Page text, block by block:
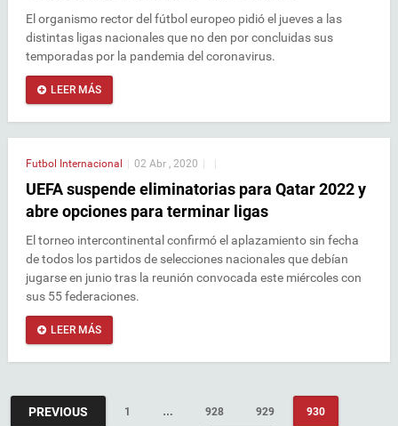
El organismo rector del fútbol europeo pidió el jueves a las
distintas ligas nacionales que no den por concluidas sus
temporadas por la pandemia del coronavirus.
LEER MÁS
Futbol Internacional 02 Abr , 2020
UEFA suspende eliminatorias para Qatar 2022 y
abre opciones para terminar ligas
El torneo intercontinental confirmó el aplazamiento sin fecha
de todos los partidos de selecciones nacionales que debían
jugarse en junio tras la reunión convocada este miércoles con
sus 55 federaciones.
LEER MÁS
PREVIOUS 1 … 928 929 930